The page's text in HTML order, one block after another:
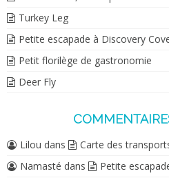
Turkey Leg
Petite escapade à Discovery
Petit florilège de gastronomie
Deer Fly
Lilou dans
Carte des
Namasté dans
Petite